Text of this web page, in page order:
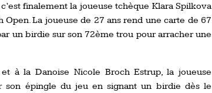
finalement la joueuse tchèque Klara Spilkova
Open. La joueuse de 27 ans rend une carte de 67
un birdie sur son 72ème trou pour arracher une
à la Danoise Nicole Broch Estrup, la joueuse
son épingle du jeu en signant un birdie dès le